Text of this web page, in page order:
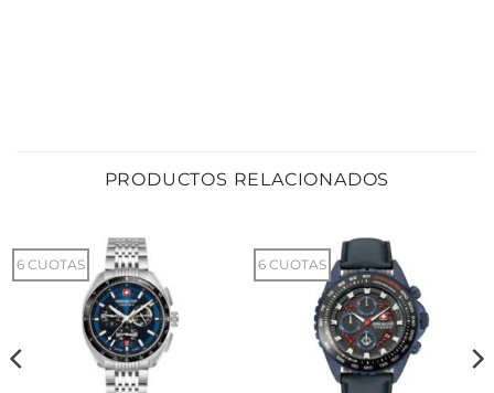
PRODUCTOS RELACIONADOS
6 CUOTAS 6 CUOTAS